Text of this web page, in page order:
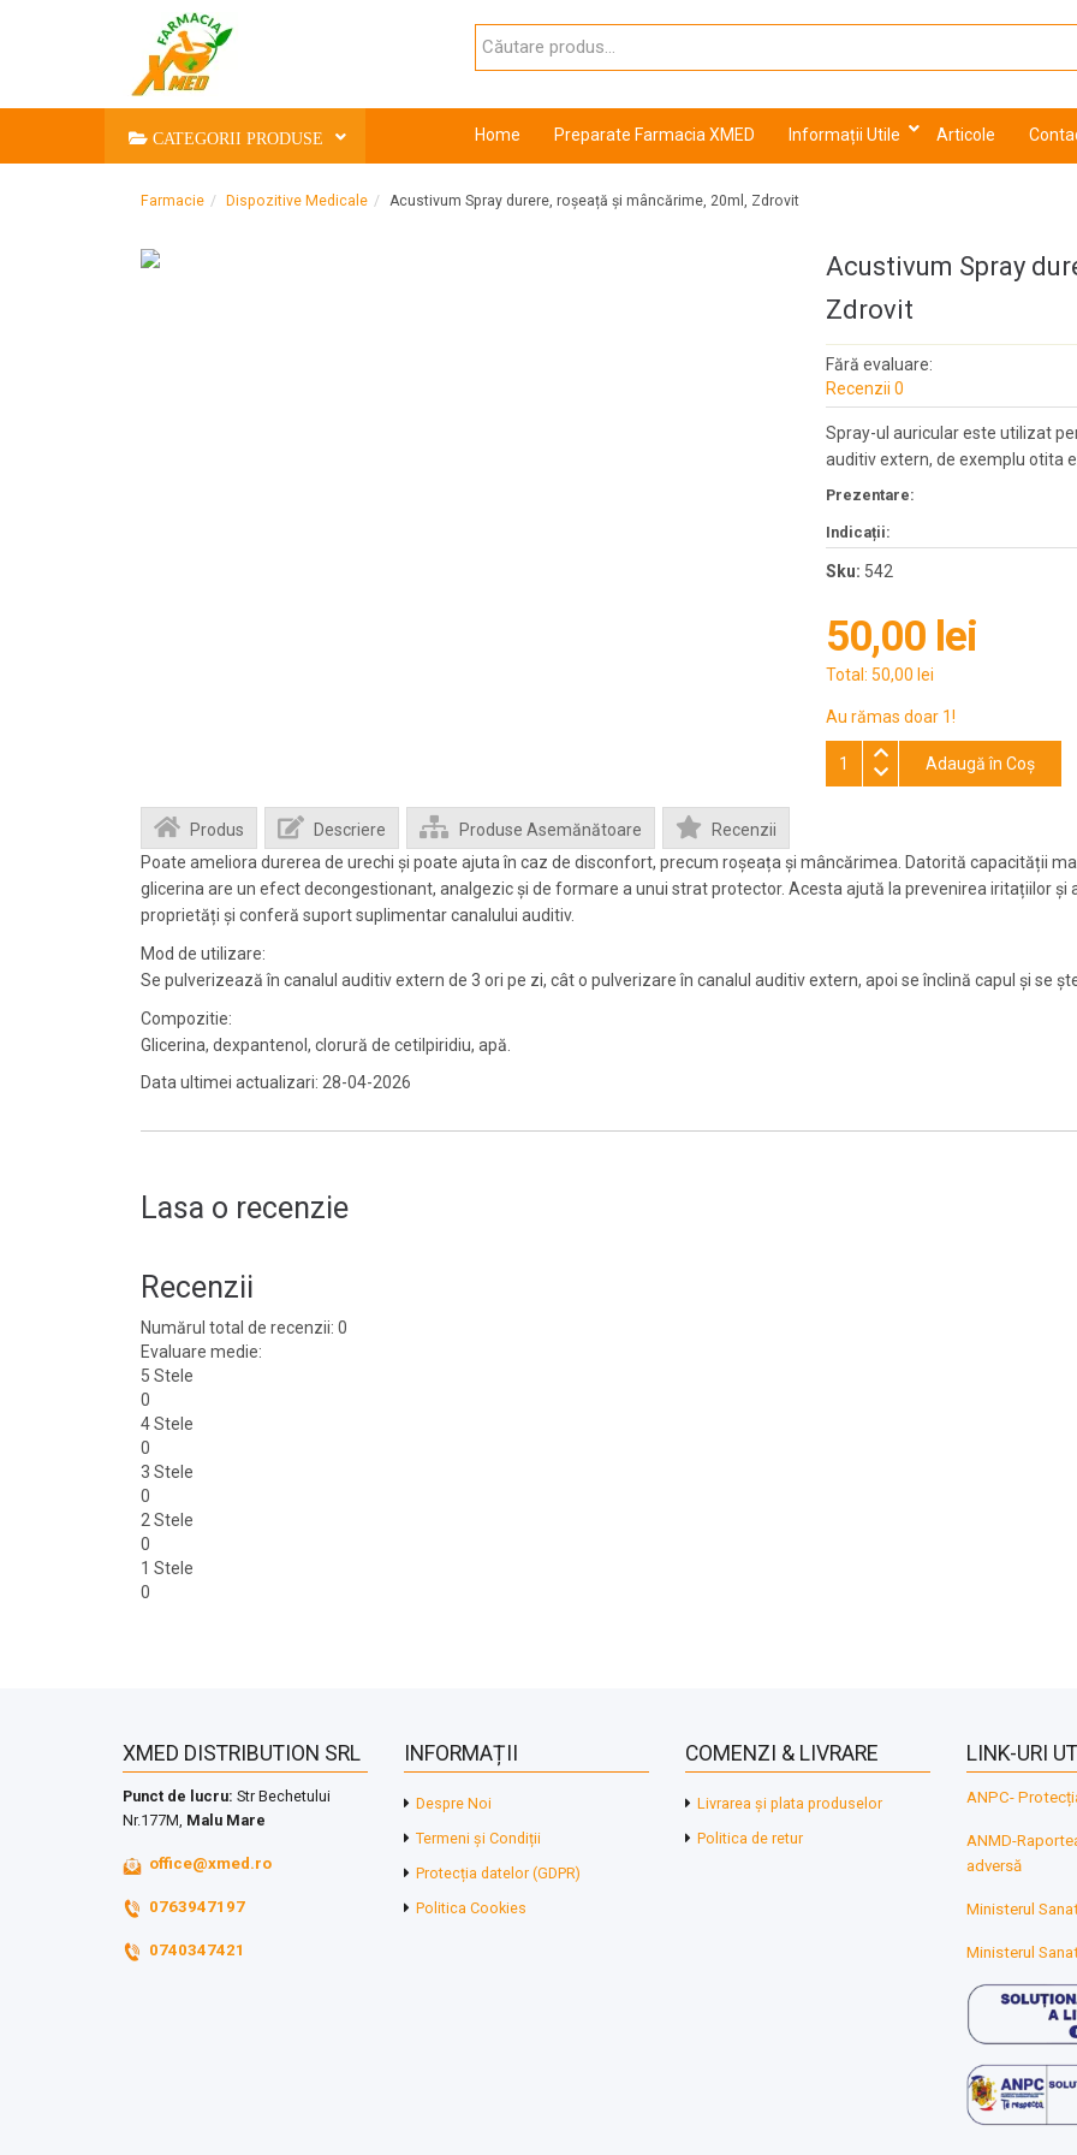
CATEGORII PRODUSE Home Preparate Farmacia XMED Informații Utile Articole
Farmacie Dispozitive Medicale Acustivum Spray durere, roșeață și mâncărime, 20ml, Zdrovit
Acustivum Spray
Zdrovit
Fără evaluare:
Recenzii 0
Spray-ul auricular este utilizat
auditiv extern, de exemplu otita
Prezentare:
Indicații:
Sku: 542
50,00 lei
Total: 50,00 lei
Au rămas doar 1!
Adaugă în Coş
Produs Descriere Produse Asemănătoare
Recenzii
Poate ameliora durerea de urechi și poate ajuta în caz de disconfort, precum roșeața și mâncărimea. Datorită capacității
glicerina are un efect decongestionant, analgezic și de formare a unui strat protector. Acesta ajută la prevenirea iritațiilor
proprietăți și conferă suport suplimentar canalului auditiv.
Mod de utilizare:
Se pulverizează în canalul auditiv extern de 3 ori pe zi, cât o pulverizare în canalul auditiv extern, apoi se înclină capul și se
Compozitie:
Glicerina, dexpantenol, clorură de cetilpiridiu, apă.
Data ultimei actualizari: 28-04-2026
Lasa o recenzie
Recenzii
Numărul total de recenzii: 0
Evaluare medie:
5 Stele
0
4 Stele
0
3 Stele
0
2 Stele
0
1 Stele
0
XMED DISTRIBUTION SRL
Punct de lucru: Str Bechetului
Nr.177M, Malu Mare
office@xmed.ro
0763947197
0740347421
INFORMAȚII
Despre Noi
Termeni și Condiții
Protecția datelor (GDPR)
Politica Cookies
COMENZI & LIVRARE
Livrarea și plata produselor
Politica de retur
LINK-URI
ANPC-
ANMD-
adversă
Ministerul
Ministerul